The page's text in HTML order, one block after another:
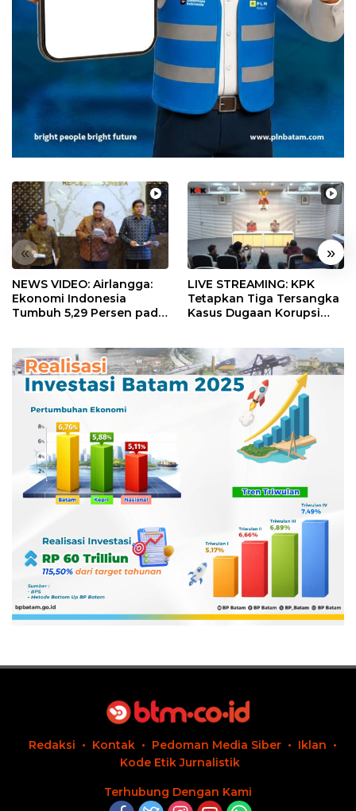
« »
NEWS VIDEO: Airlangga:
Ekonomi Indonesia
Tumbuh 5,29 Persen pada
LIVE STREAMING: KPK
Tetapkan Tiga Tersangka
Kasus Dugaan Korupsi
Redaksi Kontak Pedoman Media Siber
Iklan
Kode Etik Jurnalistik
Terhubung Dengan Kami